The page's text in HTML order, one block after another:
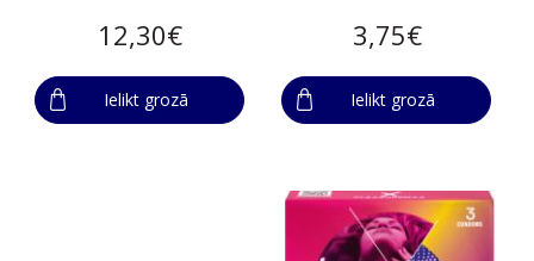
12,30€
Ielikt grozā
3,75€
Ielikt grozā